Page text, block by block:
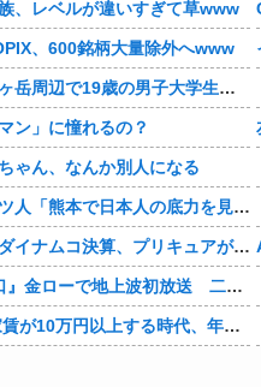
、レベルが違いすぎて草www
、600銘柄大量除外へwww
北アルプス槍ヶ岳周辺で19歳の男子大学生が遭難 単独で1泊2日の予定で入山も連絡取れず 警察が9日以降捜索予定
ン」に憧れるの？
ゃん、なんか別人になる
【仰天】ドイツ人「熊本で日本人の底力を見た…!」熊本で生まれて初めて震度7の大地震を経験したドイツ人。直後、日本人たちの行動に衝撃を受けてしまう…
【悲報】バンダイナムコ決算、プリキュアが前年比大幅減少
映画『8番出口』金ローで地上波初放送 二宮和也「まさかテレビにまで迷い込んでしまうとは」
1Kアパート家賃が10万円以上する時代、年金14万円前後だと賃貸の人は無理じゃね？